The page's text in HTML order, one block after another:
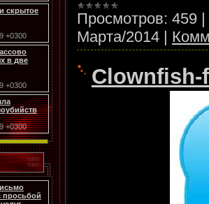
скрытое
+0300
в две
+0300
+0300
просьбой
Просмотров: 459 |
Марта/2014 |
Clownfish-